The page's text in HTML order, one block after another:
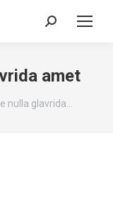
amet
nulla glavrida…